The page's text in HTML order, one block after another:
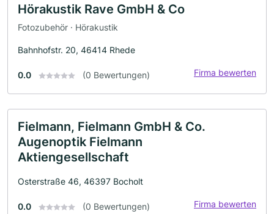
Hörakustik Rave GmbH & Co
Fotozubehör · Hörakustik
Bahnhofstr. 20, 46414 Rhede
0.0 (0 Bewertungen) Firma bewerten
Fielmann, Fielmann GmbH & Co.
Augenoptik Fielmann
Aktiengesellschaft
Osterstraße 46, 46397 Bocholt
0.0 (0 Bewertungen) Firma bewerten